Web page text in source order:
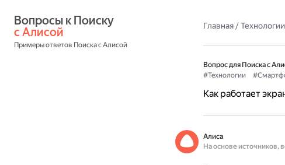
с Алисой
Примеры ответов Поиска с Алисой
Главная/Технологии
Вопрос для Поиска с
#Технологии
Как работает
Алиса
На основе источников,